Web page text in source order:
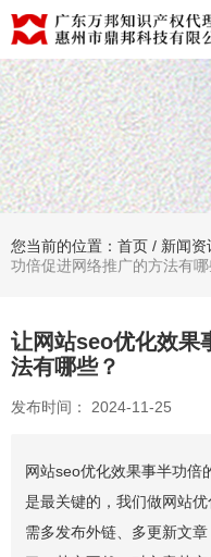
您当前的位置：首页 / 新闻资
功倍促进网络推广的方法有哪
让网站seo优化效果
法有哪些？
发布时间： 2024-11-25
网站seo优化效果事半功倍
是最关键的，我们做网站
需多发布外链、多更新文